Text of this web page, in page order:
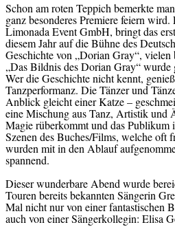
Schon am roten Teppich bemerkte
ganz besonderes Premiere feiern
Limonada Event GmbH, bringt das
diesem Jahr auf die Bühne des
Geschichte von „Dorian Gray“,
„Das Bildnis des Dorian Gray“
Wer die Geschichte nicht kennt,
Tanzperformanz. Die Tänzer und
Anblick gleicht einer Katze –
eine Mischung aus Tanz, Artistik und
Magie rüberkommt und das
Szenen des Buches/Films, welche oft
wurden mit in den Ablauf
spannend.
Dieser wunderbare Abend wurde
Touren bereits bekannten Sängerin
Mal nicht nur von einer fantastischen
auch von einer Sängerkollegin: Elisa